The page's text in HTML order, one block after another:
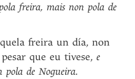
freira, mais non pola de
freira un día, non
que eu tivese,e
pola de Nogueira.